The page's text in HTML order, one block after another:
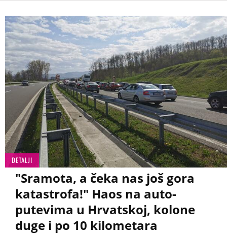
DETALJI
"Sramota, a čeka nas još gora
katastrofa!" Haos na auto-
putevima u Hrvatskoj, kolone
duge i po 10 kilometara